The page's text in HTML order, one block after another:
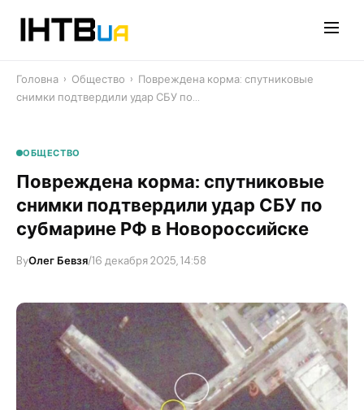
Головна › Общество › Повреждена корма: спутниковые
снимки подтвердили удар СБУ по…
ОБЩЕСТВО
Повреждена корма: спутниковые
снимки подтвердили удар СБУ по
субмарине РФ в Новороссийске
ByОлег Бевзя/16 декабря 2025, 14:58